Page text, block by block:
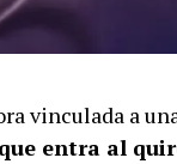
vinculada a
entra al